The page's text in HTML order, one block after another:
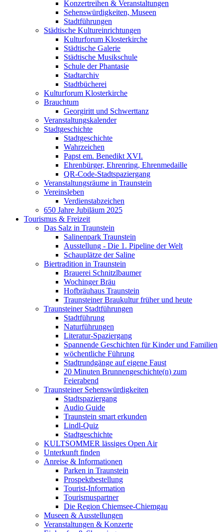
Konzertreihen & Veranstaltungen
Sehenswürdigkeiten, Museen
Stadtführungen
Städtische Kultureinrichtungen
Kulturforum Klosterkirche
Städtische Galerie
Städtische Musikschule
Schule der Phantasie
Stadtarchiv
Stadtbücherei
Kulturforum Klosterkirche
Brauchtum
Georgiritt und Schwerttanz
Veranstaltungskalender
Stadtgeschichte
Stadtgeschichte
Wahrzeichen
Papst em. Benedikt XVI.
Ehrenbürger, Ehrenring, Ehrenmedaille
QR-Code-Stadtspaziergang
Veranstaltungsräume in Traunstein
Vereinsleben
Verdienstabzeichen
650 Jahre Jubiläum 2025
Tourismus & Freizeit
Das Salz in Traunstein
Salinenpark Traunstein
Ausstellung - Die 1. Pipeline der Welt
Schauplätze der Saline
Biertradition in Traunstein
Brauerei Schnitzlbaumer
Wochinger Bräu
Hofbräuhaus Traunstein
Traunsteiner Braukultur früher und heute
Traunsteiner Stadtführungen
Stadtführung
Naturführungen
Literatur-Spaziergang
Spannende Geschichten für Kinder und Familien
wöchentliche Führung
Stadtrundgänge auf eigene Faust
20 Minuten Brunnengeschichte(n) zum
Feierabend
Traunsteiner Sehenswürdigkeiten
Stadtspaziergang
Audio Guide
Traunstein smart erkunden
Lindl-Quiz
Stadtgeschichte
KULTSOMMER lässiges Open Air
Unterkunft finden
Anreise & Informationen
Parken in Traunstein
Prospektbestellung
Tourist-Information
Tourismuspartner
Die Region Chiemsee-Chiemgau
Museen & Ausstellungen
Veranstaltungen & Konzerte